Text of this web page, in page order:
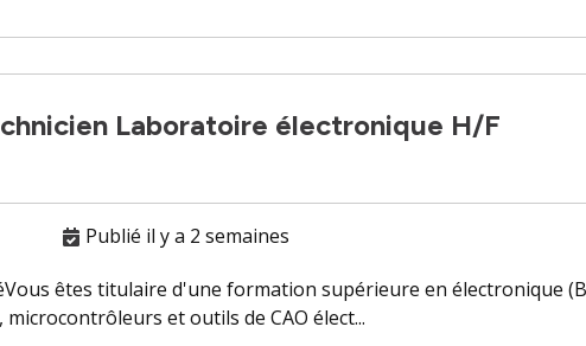
Laboratoire électronique H/F
Publié il y a 2 semaines
êtes titulaire d'une formation supérieure en électronique
et outils de CAO élect...